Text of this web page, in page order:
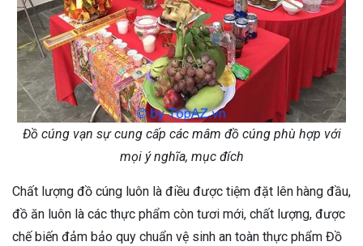
Đồ cúng vạn sự cung cấp các mâm đồ cúng phù hợp với
mọi ý nghĩa, mục đích
Chất lượng đồ cúng luôn là điều được tiệm đặt lên hàng đầu,
đồ ăn luôn là các thực phẩm còn tươi mới, chất lượng, được
chế biến đảm bảo quy chuẩn vệ sinh an toàn thực phẩm Đồ